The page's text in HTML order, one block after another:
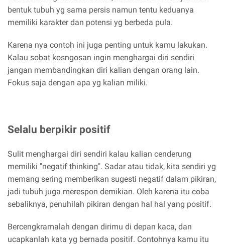
bentuk tubuh yg sama persis namun tentu keduanya
memiliki karakter dan potensi yg berbeda pula.
Karena nya contoh ini juga penting untuk kamu lakukan.
Kalau sobat kosngosan ingin menghargai diri sendiri
jangan membandingkan diri kalian dengan orang lain.
Fokus saja dengan apa yg kalian miliki.
Selalu berpikir positif
Sulit menghargai diri sendiri kalau kalian cenderung
memiliki "negatif thinking". Sadar atau tidak, kita sendiri yg
memang sering memberikan sugesti negatif dalam pikiran,
jadi tubuh juga merespon demikian. Oleh karena itu coba
sebaliknya, penuhilah pikiran dengan hal hal yang positif.
Bercengkramalah dengan dirimu di depan kaca, dan
ucapkanlah kata yg bernada positif. Contohnya kamu itu